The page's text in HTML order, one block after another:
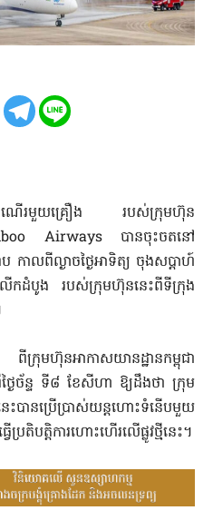
ដំណើរមួយគ្រឿង របស់ក្រុមហ៊ុន
Airways បានចុះចតនៅ
កាលពីល្ងាចថ្ងៃអាទិត្យ ចុងសប្ដាហ៍
ើកដំបូង របស់ក្រុមហ៊ុននេះពីទីក្រុង
ក្រុមហ៊ុនអាកាសយានដ្ឋានកម្ពុជា
ច័ន្ទ ទី៨ ខែសីហា ឱ្យដឹងថា ក្រុម
នប្រើប្រាស់យន្តហោះទំនើបមួយ
រតិបត្តិការហោះហើរលើផ្លូវថ្មីនេះ។